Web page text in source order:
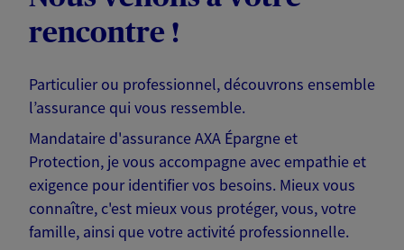
rencontre !
Particulier ou professionnel, découvrons ensemble
l’assurance qui vous ressemble.
Mandataire d'assurance AXA Épargne et
Protection, je vous accompagne avec empathie et
exigence pour identifier vos besoins. Mieux vous
connaître, c'est mieux vous protéger, vous, votre
famille, ainsi que votre activité professionnelle.